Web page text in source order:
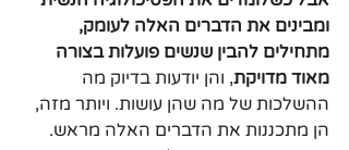
ומבינים את הדברים האלה לעומק,
מתחילים להבין שנשים פועלות בצורה
מאוד מדויקת, והן יודעות בדיוק מה
ההשלכות של מה שהן עושות. ויותר מזה,
הן מתכננות את הדברים האלה מראש.